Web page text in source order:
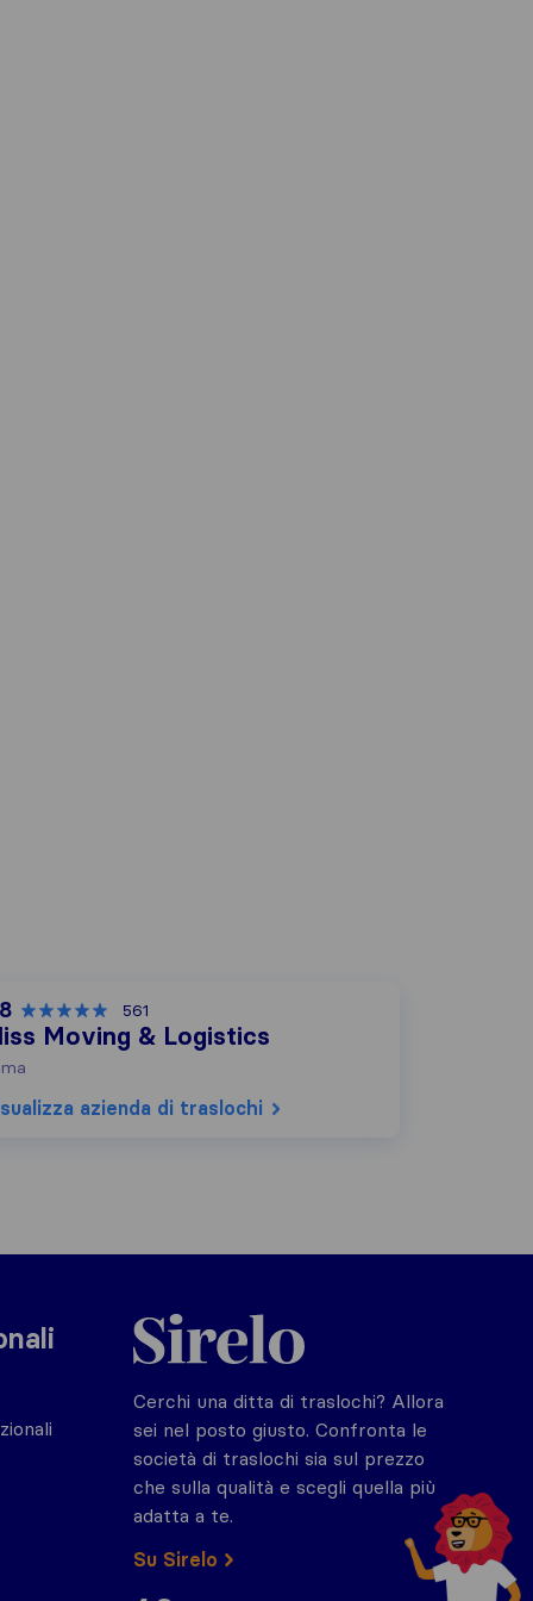
561
Moving & Logistics
azienda di traslochi
Sirelo.it
Cerchi una ditta di traslochi? Allora
sei nel posto giusto. Confronta le
società di traslochi sia sul prezzo
che sulla qualità e scegli quella più
adatta a te.
Su Sirelo